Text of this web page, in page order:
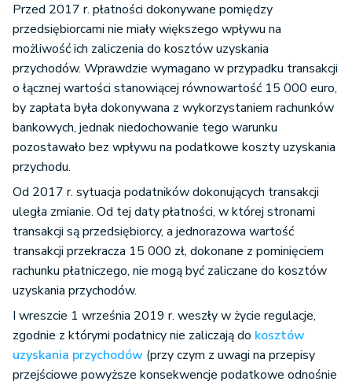
Przed 2017 r. płatności dokonywane pomiędzy
przedsiębiorcami nie miały większego wpływu na
możliwość ich zaliczenia do kosztów uzyskania
przychodów. Wprawdzie wymagano w przypadku transakcji
o łącznej wartości stanowiącej równowartość 15 000 euro,
by zapłata była dokonywana z wykorzystaniem rachunków
bankowych, jednak niedochowanie tego warunku
pozostawało bez wpływu na podatkowe koszty uzyskania
przychodu.
Od 2017 r. sytuacja podatników dokonujących transakcji
uległa zmianie. Od tej daty płatności, w której stronami
transakcji są przedsiębiorcy, a jednorazowa wartość
transakcji przekracza 15 000 zł, dokonane z pominięciem
rachunku płatniczego, nie mogą być zaliczane do kosztów
uzyskania przychodów.
I wreszcie 1 września 2019 r. weszły w życie regulacje,
zgodnie z którymi podatnicy nie zaliczają do kosztów
uzyskania przychodów (przy czym z uwagi na przepisy
przejściowe powyższe konsekwencje podatkowe odnośnie